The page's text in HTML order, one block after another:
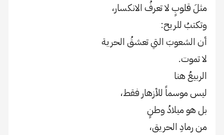
مثلَ قلوبٍ لا تعرفُ الانكسار،
وتكتبُ للريح:
أن الشعوبَ التي تعشقُ الحرية
لا تموت.
الربيعُ هنا
ليس موسماً للأزهار فقط،
بل هو ميلادُ وطنٍ
من رمادِ الحريق،